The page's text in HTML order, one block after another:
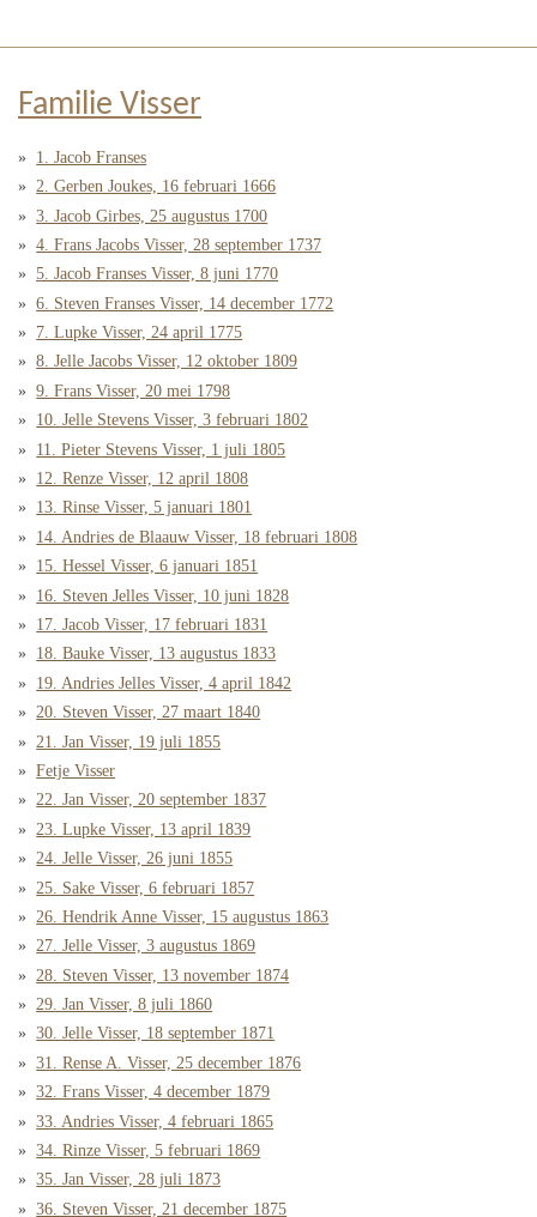
Familie Visser
1. Jacob Franses
2. Gerben Joukes, 16 februari 1666
3. Jacob Girbes, 25 augustus 1700
4. Frans Jacobs Visser, 28 september 1737
5. Jacob Franses Visser, 8 juni 1770
6. Steven Franses Visser, 14 december 1772
7. Lupke Visser, 24 april 1775
8. Jelle Jacobs Visser, 12 oktober 1809
9. Frans Visser, 20 mei 1798
10. Jelle Stevens Visser, 3 februari 1802
11. Pieter Stevens Visser, 1 juli 1805
12. Renze Visser, 12 april 1808
13. Rinse Visser, 5 januari 1801
14. Andries de Blaauw Visser, 18 februari 1808
15. Hessel Visser, 6 januari 1851
16. Steven Jelles Visser, 10 juni 1828
17. Jacob Visser, 17 februari 1831
18. Bauke Visser, 13 augustus 1833
19. Andries Jelles Visser, 4 april 1842
20. Steven Visser, 27 maart 1840
21. Jan Visser, 19 juli 1855
Fetje Visser
22. Jan Visser, 20 september 1837
23. Lupke Visser, 13 april 1839
24. Jelle Visser, 26 juni 1855
25. Sake Visser, 6 februari 1857
26. Hendrik Anne Visser, 15 augustus 1863
27. Jelle Visser, 3 augustus 1869
28. Steven Visser, 13 november 1874
29. Jan Visser, 8 juli 1860
30. Jelle Visser, 18 september 1871
31. Rense A. Visser, 25 december 1876
32. Frans Visser, 4 december 1879
33. Andries Visser, 4 februari 1865
34. Rinze Visser, 5 februari 1869
35. Jan Visser, 28 juli 1873
36. Steven Visser, 21 december 1875